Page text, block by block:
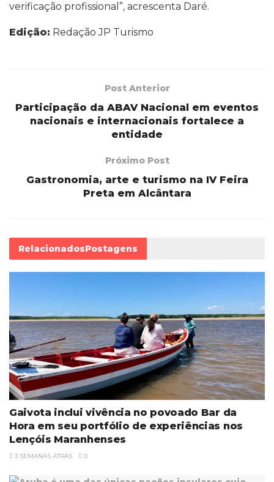
verificação profissional”, acrescenta Daré.
Edição: Redação JP Turismo
Post Anterior
Participação da ABAV Nacional em eventos
nacionais e internacionais fortalece a
entidade
Próximo Post
Gastronomia, arte e turismo na IV Feira
Preta em Alcântara
RelacionadosPostagens
Gaivota inclui vivência no povoado Bar da
Hora em seu portfólio de experiências nos
Lençóis Maranhenses
3 SEMANAS ATRÁS 0